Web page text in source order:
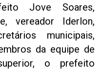
Jove Soares,
vereador Iderlon,
municipais,
da equipe de
o prefeito